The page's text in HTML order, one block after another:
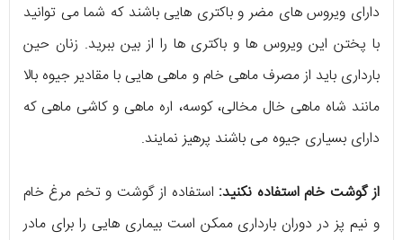
دارای ویروس های مضر و باکتری هایی باشند که شما می توانید
با پختن این ویروس ها و باکتری ها را از بین ببرید. زنان حین
بارداری باید از مصرف ماهی خام و ماهی هایی با مقادیر جیوه بالا
مانند شاه ماهی خال مخالی، کوسه، اره ماهی و کاشی ماهی که
دارای بسیاری جیوه می باشند پرهیز نمایند.
از گوشت خام استفاده نکنید: استفاده از گوشت و تخم مرغ خام
و نیم پز در دوران بارداری ممکن است بیماری هایی را برای مادر